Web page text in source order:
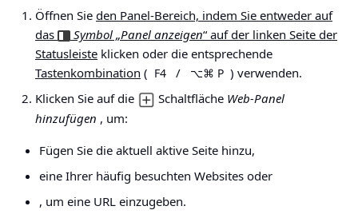
Öffnen Sie den Panel-Bereich, indem Sie entweder auf
das
Symbol „Panel anzeigen“ auf der linken Seite der
Statusleiste klicken oder die entsprechende
Tastenkombination ( F4 / ⌥⌘ P ) verwenden.
Klicken Sie auf die
Schaltfläche Web-Panel
hinzufügen , um:
Fügen Sie die aktuell aktive Seite hinzu,
eine Ihrer häufig besuchten Websites oder
, um eine URL einzugeben.